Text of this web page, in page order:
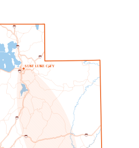
SUN
LTLUNKECjeTY
70
70
15
215
15
80